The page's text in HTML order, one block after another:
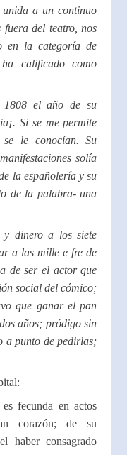
a un continuo
fuera del teatro, nos
en la categoría de
calificado como
el año de su
Si se me permite
le conocían. Su
solía
la españolería y su
de la palabra- una
dinero a los siete
a las mille e fre de
de ser el actor que
social del cómico;
que ganar el pan
años; pródigo sin
a punto de pedirlas;
fecunda en actos
corazón; de su
haber consagrado